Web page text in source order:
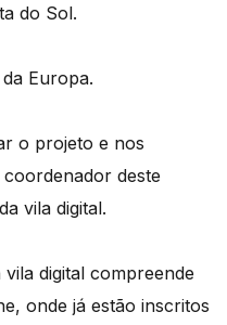
do Sol.
Europa.
o projeto e nos
deste
vila digital.
digital compreende
onde já estão inscritos